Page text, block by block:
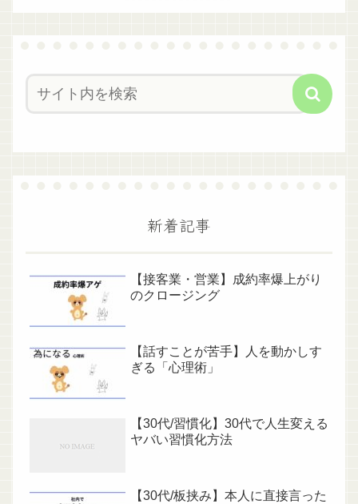
新着記事
【接客業・営業】成約率爆上がり
のクロージング
【話すことが苦手】人を動かしす
ぎる「心理術」
【30代/習慣化】30代で人生変える
ヤバい習慣化方法
【30代/板挟み】本人に直接言った